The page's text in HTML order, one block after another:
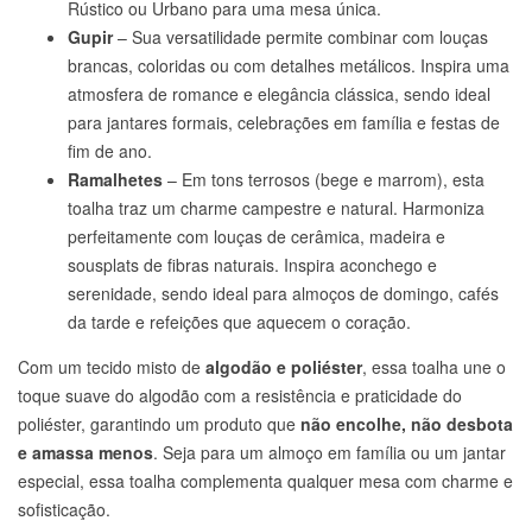
Rústico ou Urbano para uma mesa única.
Gupir– Sua versatilidade permite combinar com louças
brancas, coloridas ou com detalhes metálicos. Inspira uma
atmosfera de romance e elegância clássica, sendo ideal
para jantares formais, celebrações em família e festas de
fim de ano.
Ramalhetes – Em tons terrosos (bege e marrom), esta
toalha traz um charme campestre e natural. Harmoniza
perfeitamente com louças de cerâmica, madeira e
sousplats de fibras naturais. Inspira aconchego e
serenidade, sendo ideal para almoços de domingo, cafés
da tarde e refeições que aquecem o coração.
Com um tecido misto de algodão e poliéster, essa toalha une o
toque suave do algodão com a resistência e praticidade do
poliéster, garantindo um produto que não encolhe, não desbota
e amassa menos. Seja para um almoço em família ou um jantar
especial, essa toalha complementa qualquer mesa com charme e
sofisticação.